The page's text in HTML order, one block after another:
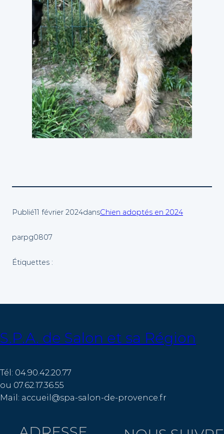
Publié11 février 2024dansChien adoptés en 2024
parpg0807
Étiquettes :
S.P.A. de Salon et sa Région
Tél: 04.90.42.20.77
ou 07.62.17.36.55
Mail: accueil@spa-salon-de-provence.fr